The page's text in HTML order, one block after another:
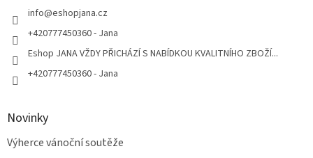
info@eshopjana.cz
+420777450360 - Jana
Eshop JANA VŽDY PŘICHÁZÍ S NABÍDKOU KVALITNÍHO ZBOŽÍ...
+420777450360 - Jana
Novinky
Výherce vánoční soutěže